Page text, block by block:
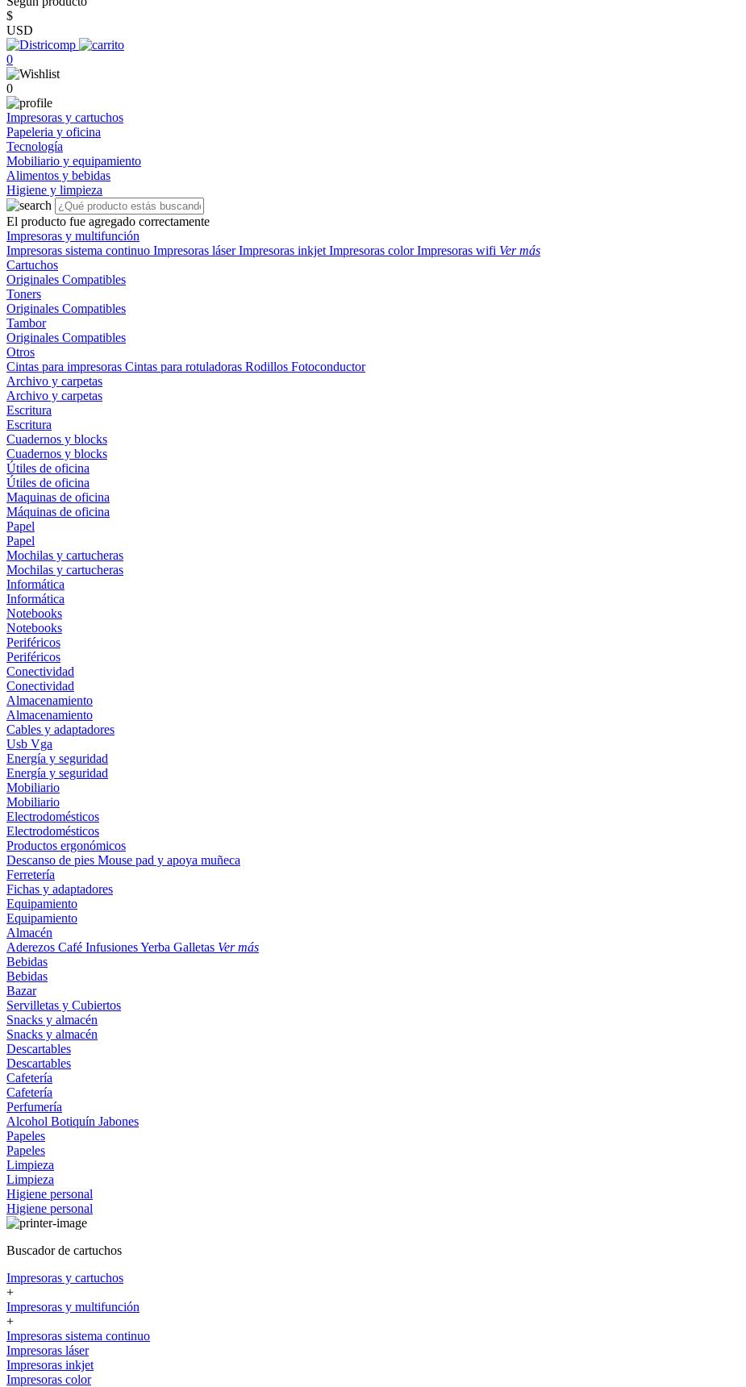
$
USD
0
0
Impresoras y cartuchos
Papeleria y oficina
Tecnología
Mobiliario y equipamiento
Alimentos y bebidas
Higiene y limpieza
El producto fue agregado correctamente
Impresoras y multifunción
Impresoras sistema continuo Impresoras láserImpresoras inkjet Impresoras colorImpresoras wifi Ver más
Cartuchos
Originales Compatibles
Toners
Originales Compatibles
Tambor
Originales Compatibles
Otros
Cintas para impresoras Cintas para rotuladoras Rodillos Fotoconductor
Archivo y carpetas
Archivo y carpetas
Escritura
Escritura
Cuadernos y blocks
Cuadernos y blocks
Útiles de oficina
Útiles de oficina
Maquinas de oficina
Máquinas de oficina
Papel
Papel
Mochilas y cartucheras
Mochilas y cartucheras
Informática
Informática
Notebooks
Notebooks
Periféricos
Periféricos
Conectividad
Conectividad
Almacenamiento
Almacenamiento
Cables y adaptadores
Usb Vga
Energía y seguridad
Energía y seguridad
Mobiliario
Mobiliario
Electrodomésticos
Electrodomésticos
Productos ergonómicos
Descanso de pies Mouse pad y apoya muñeca
Ferretería
Fichas y adaptadores
Equipamiento
Equipamiento
Almacén
Aderezos Café InfusionesYerba Galletas Ver más
Bebidas
Bebidas
Bazar
Servilletas y Cubiertos
Snacks y almacén
Snacks y almacén
Descartables
Descartables
Cafetería
Cafetería
Perfumería
Alcohol Botiquín Jabones
Papeles
Papeles
Limpieza
Limpieza
Higiene personal
Higiene personal
Buscador de cartuchos
Impresoras y cartuchos
+
Impresoras y multifunción
+
Impresoras sistema continuo
Impresoras láser
Impresoras inkjet
Impresoras color